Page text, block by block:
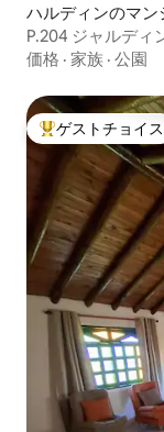
ハルディンのマン
P.204 ジャルディ
価格 · 家族 · 公園
大好評のゲスト
ゲストチョイス